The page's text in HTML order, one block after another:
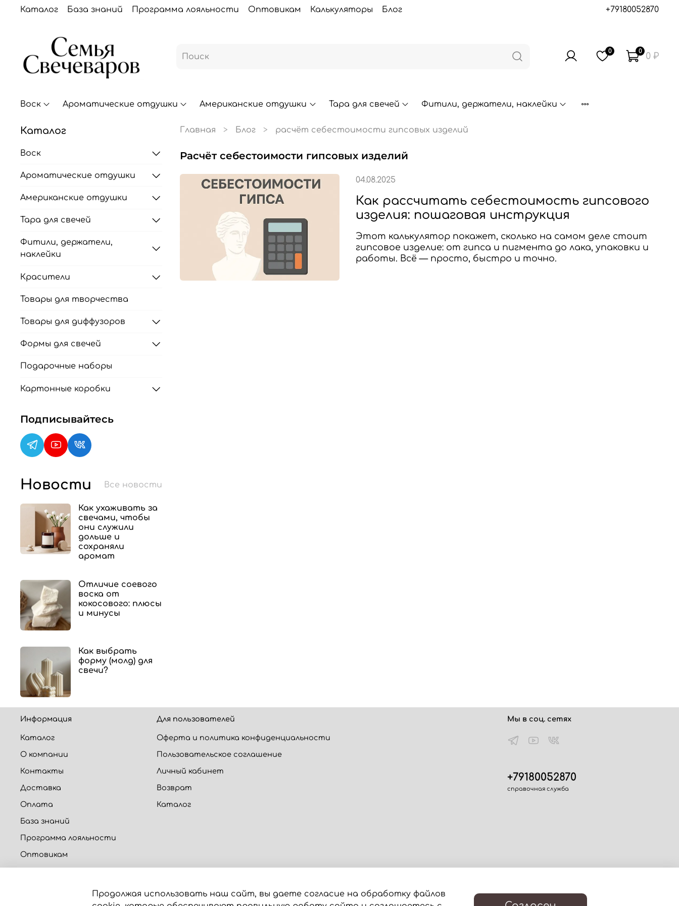
Каталог База знаний Программа лояльности Оптовикам Калькуляторы Блог +79180052870
0 0 0 ₽
Воск Ароматические отдушки Американские отдушки Тара для свечей Фитили, держатели, наклейки
Главная Блог расчёт себестоимости гипсовых изделий
расчёт себестоимости гипсовых изделий
Как рассчитать себестоимость гипсового
изделия: пошаговая инструкция
Этот калькулятор покажет, сколько на самом деле стоит
гипсовое изделие: от гипса и пигмента до лака, упаковки и
работы. Всё — просто, быстро и точно.
04.08.2025
Каталог
Воск
Ароматические отдушки
Американские отдушки
Тара для свечей
Фитили, держатели,
наклейки
Красители
Товары для творчества
Товары для диффузоров
Формы для свечей
Подарочные наборы
Картонные коробки
Подписывайтесь
Новости Все новости
Как ухаживать за
свечами, чтобы
они служили
дольше и
сохраняли
аромат
Отличие соевого
воска от
кокосового: плюсы
и минусы
Как выбрать
форму (молд) для
свечи?
Информация
Каталог
О компании
Контакты
Доставка
Оплата
База знаний
Программа лояльности
Оптовикам
Для пользователей
Оферта и политика конфиденциальности
Пользовательское соглашение
Личный кабинет
Возврат
Каталог
Мы в соц. сетях
+79180052870
справочная служба
Продолжая использовать наш сайт, вы даете согласие на обработку файлов